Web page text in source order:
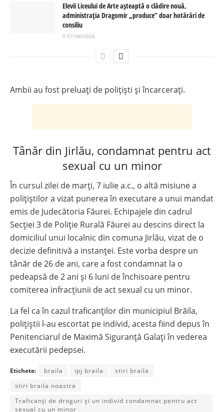
Elevii Liceului de Arte așteaptă o clădire nouă,
administrația Dragomir „produce” doar hotărâri de
consiliu
07/08/2026
Ambii au fost preluați de polițiști și încarcerați.
Tânăr din Jirlău, condamnat pentru act
sexual cu un minor
În cursul zilei de marți, 7 iulie a.c., o altă misiune a
polițiștilor a vizat punerea în executare a unui mandat
emis de Judecătoria Făurei. Echipajele din cadrul
Secției 3 de Poliție Rurală Făurei au descins direct la
domiciliul unui localnic din comuna Jirlău, vizat de o
decizie definitivă a instanței. Este vorba despre un
tânăr de 26 de ani, care a fost condamnat la o
pedeapsă de 2 ani și 6 luni de închisoare pentru
comiterea infracțiunii de act sexual cu un minor.
La fel ca în cazul traficanților din municipiul Brăila,
polițiștii l-au escortat pe individ, acesta fiind depus în
Penitenciarul de Maximă Siguranță Galați în vederea
executării pedepsei.
Etichete: braila ipj braila
stiri braila
stiri braila noastra
Traficanți de droguri și un individ condamnat pentru act
sexual cu un minor